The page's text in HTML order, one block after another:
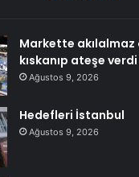
Markette akılalmaz
kıskanıp ateşe verdi
Ağustos 9, 2026
Hedefleri İstanbul
Ağustos 9, 2026